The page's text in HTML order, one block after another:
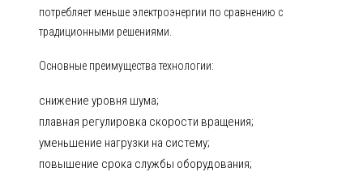
потребляет меньше электроэнергии по сравнению с
традиционными решениями.
Основные преимущества технологии:
снижение уровня шума;
плавная регулировка скорости вращения;
уменьшение нагрузки на систему;
повышение срока службы оборудования;